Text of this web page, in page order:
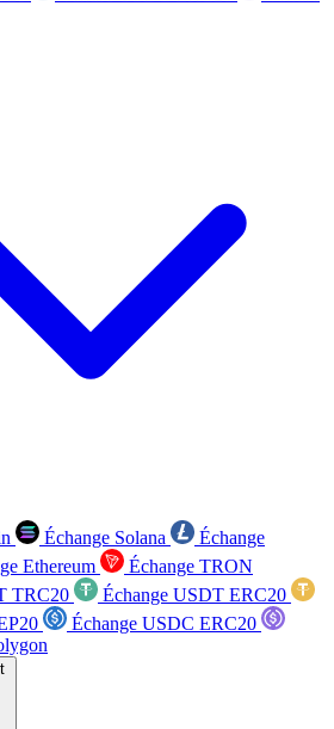
Échange Solana
Échange
Ethereum
Échange TRON
TRC20
Échange USDT ERC20
Échange USDC ERC20